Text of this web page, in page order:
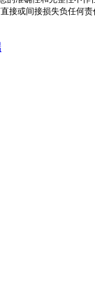
接或间接损失负任何责